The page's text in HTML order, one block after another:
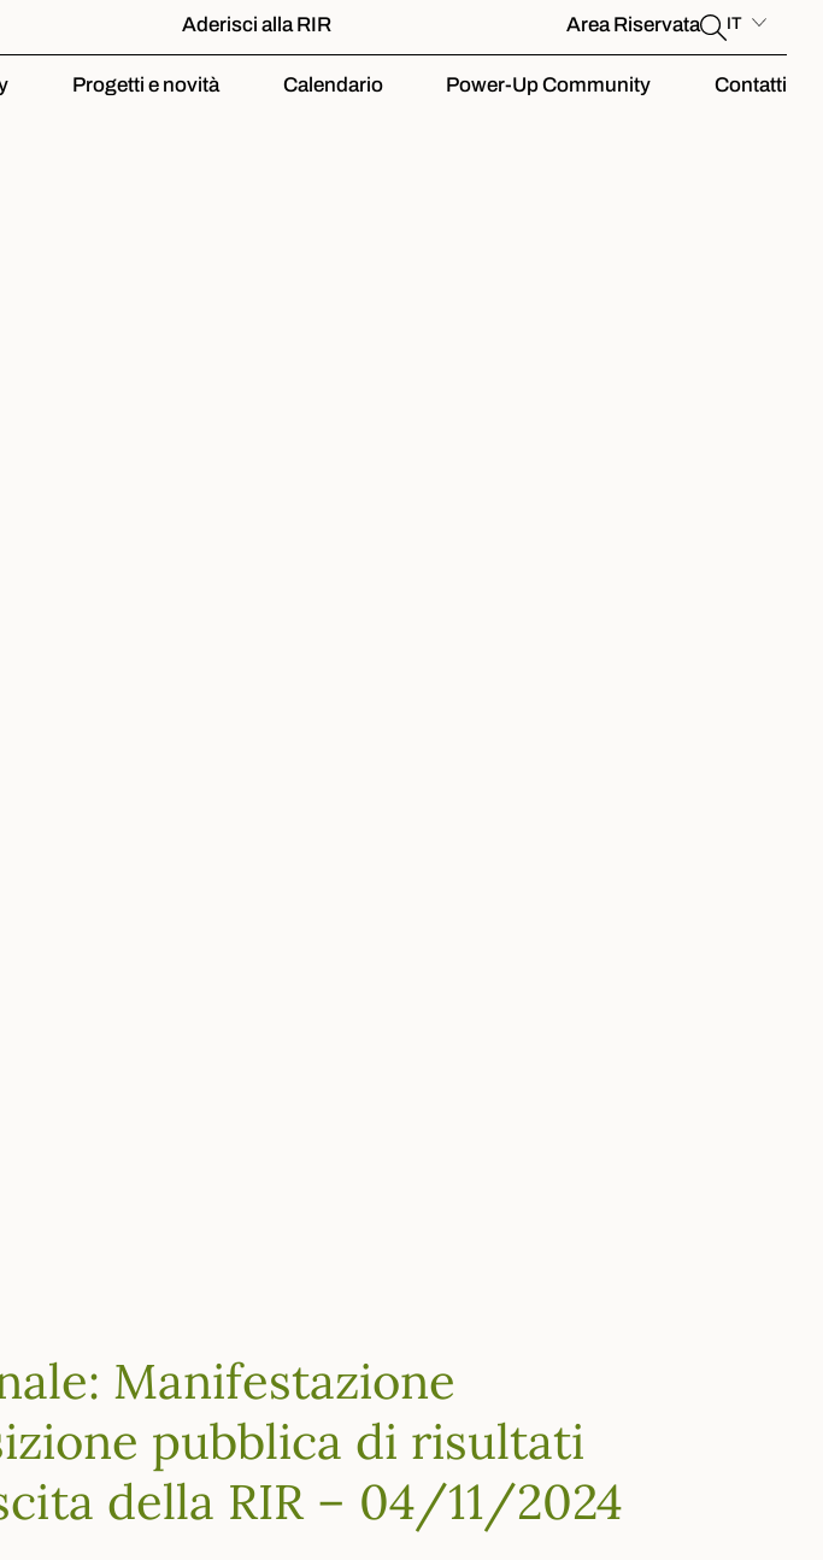
Aderisci alla RIR Area Riservata IT
Progetti e novità Calendario Power-Up Community Contatti
Manifestazione
pubblica di risultati
della RIR – 04/11/2024